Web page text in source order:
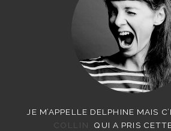
JE M’APPELLE DELPHINE MAIS
COLLIN
QUI A PRIS